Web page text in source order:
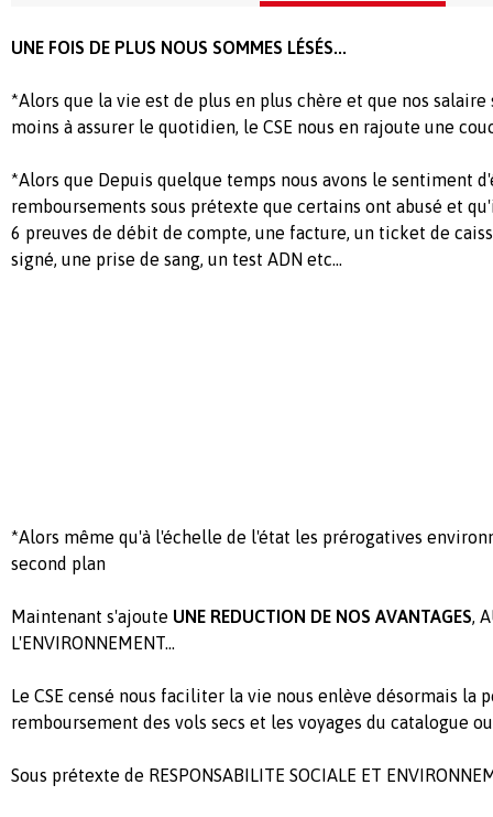
UNE FOIS DE PLUS NOUS SOMMES LÉSÉS...
*Alors que la vie est de plus en plus chère et que nos
moins à assurer le quotidien, le CSE nous en rajoute une
*Alors que Depuis quelque temps nous avons le sentiment
remboursements sous prétexte que certains ont abusé et
6 preuves de débit de compte, une facture, un ticket de
signé, une prise de sang, un test ADN etc...
*Alors même qu'à l'échelle de l'état les prérogatives
second plan
Maintenant s'ajoute UNE REDUCTION DE NOS AVANTAGES,
L'ENVIRONNEMENT...
Le CSE censé nous faciliter la vie nous enlève désormais la
remboursement des vols secs et les voyages du catalogue
Sous prétexte de RESPONSABILITE SOCIALE ET